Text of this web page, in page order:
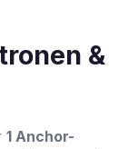
&
1 Anchor-